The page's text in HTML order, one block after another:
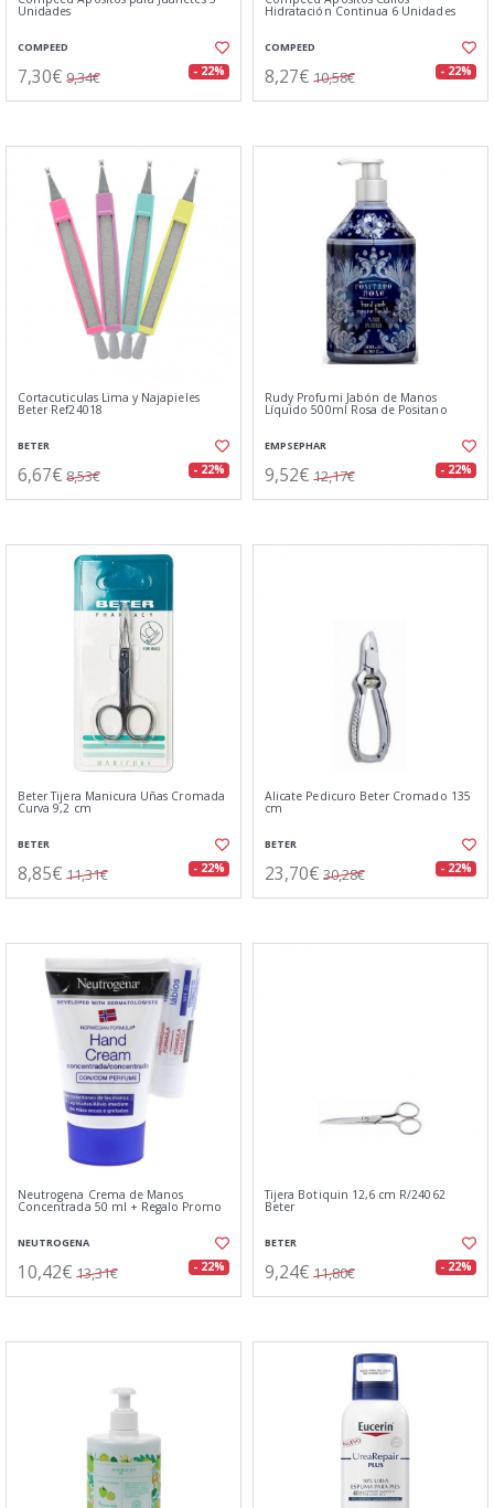
Unidades
COMPEED
7,30€ 9,34€ - 22%
Hidratación Continua 6 Unidades
COMPEED
8,27€ 10,58€ - 22%
Cortacuticulas Lima y Najapieles
Beter Ref24018
BETER
6,67€ 8,53€ - 22%
Rudy Profumi Jabón de Manos
Líquido 500ml Rosa de Positano
EMPSEPHAR
9,52€ 12,17€ - 22%
Beter Tijera Manicura Uñas Cromada
Curva 9,2 cm
BETER
8,85€ 11,31€ - 22%
Alicate Pedicuro Beter Cromado 135
cm
BETER
23,70€ 30,28€ - 22%
Neutrogena Crema de Manos
Concentrada 50 ml + Regalo Promo
NEUTROGENA
10,42€ 13,31€ - 22%
Tijera Botiquin 12,6 cm R/24062
Beter
BETER
9,24€ 11,80€ - 22%